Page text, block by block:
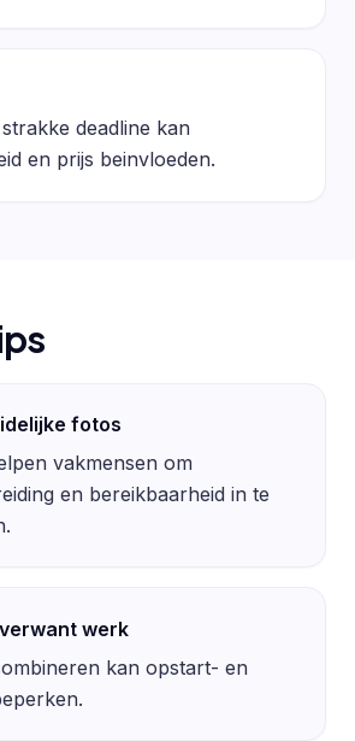
deadline kan
en prijs beinvloeden.
fotos
vakmensen om
en bereikbaarheid in te
werk
kan opstart- en